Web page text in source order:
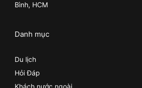
Bình, HCM
Danh mục
Du lịch
Hỏi Đáp